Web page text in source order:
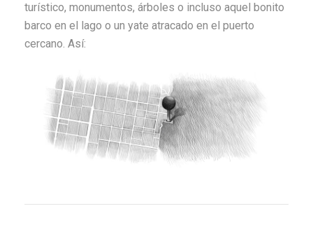
turístico, monumentos, árboles o incluso aquel bonito
barco en el lago o un yate atracado en el puerto
cercano. Así: